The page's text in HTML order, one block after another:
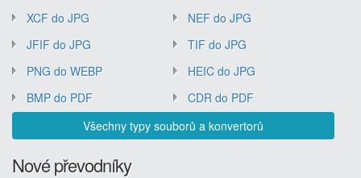
XCF do JPG
NEF do JPG
JFIF do JPG
TIF do JPG
PNG do WEBP
HEIC do JPG
BMP do PDF
CDR do PDF
Všechny typy souborů a konvertorů
Nové převodníky